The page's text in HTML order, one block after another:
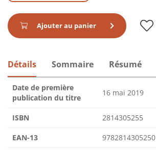
Ajouter au panier
Détails Sommaire Résumé
Date de première
publication du titre
16 mai 2019
ISBN 2814305255
EAN-13 9782814305250